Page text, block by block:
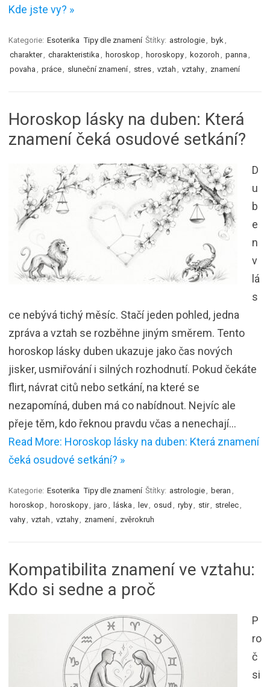
Kde jste vy? »
Kategorie: Esoterika Tipy dle znamení Štítky: astrologie byk
charakter
charakteristika horoskop horoskopy kozoroh panna
povaha
práce sluneční znamení stres vztah vztahy znamení
Horoskop lásky na duben: Která
znamení čeká osudové setkání?
D
u
b
e
n
v
lá
s
ce nebývá tichý měsíc. Stačí jeden pohled, jedna
zpráva a vztah se rozběhne jiným směrem. Tento
horoskop lásky duben ukazuje jako čas nových
jisker, usmiřování i silných rozhodnutí. Pokud čekáte
flirt, návrat citů nebo setkání, na které se
nezapomíná, duben má co nabídnout. Nejvíc ale
přeje těm, kdo řeknou pravdu včas a nenechají…
Read More: Horoskop lásky na duben: Která znamení
čeká osudové setkání? »
Kategorie: Esoterika Tipy dle znamení Štítky: astrologie beran
horoskop
horoskopy jaro láska lev osud ryby stir strelec
vahy
vztah vztahy znamení zvěrokruh
Kompatibilita znamení ve vztahu:
Kdo si sedne a proč
P
ro
č
si